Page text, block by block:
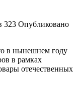
323 Опубликовано
в нынешнем году
в рамках
отечественных